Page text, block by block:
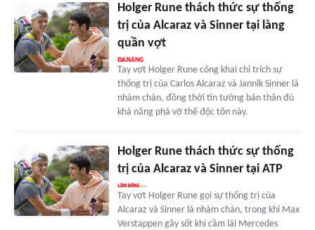
Holger Rune thách thức sự thống
trị của Alcaraz và Sinner tại làng
quần vợt
Tay vợt Holger Rune công khai chỉ trích sự
thống trị của Carlos Alcaraz và Jannik Sinner là
nhàm chán, đồng thời tin tưởng bản thân đủ
khả năng phá vỡ thế độc tôn này.
Holger Rune thách thức sự thống
trị của Alcaraz và Sinner tại ATP
Tay vợt Holger Rune gọi sự thống trị của
Alcaraz và Sinner là nhàm chán, trong khi Max
Verstappen gây sốt khi cầm lái Mercedes